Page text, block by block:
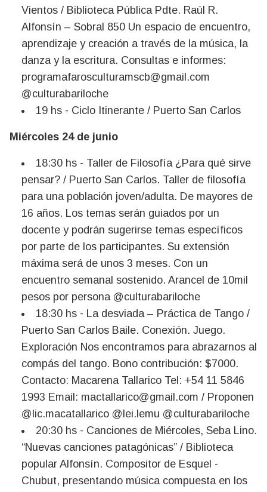
Vientos / Biblioteca Pública Pdte. Raúl R.
Alfonsín – Sobral 850 Un espacio de encuentro,
aprendizaje y creación a través de la música, la
danza y la escritura. Consultas e informes:
programafarosculturamscb@gmail.com
@culturabariloche
19 hs - Ciclo Itinerante / Puerto San Carlos
Miércoles 24 de junio
18:30 hs - Taller de Filosofía ¿Para qué sirve
pensar? / Puerto San Carlos. Taller de filosofía
para una población joven/adulta. De mayores de
16 años. Los temas serán guiados por un
docente y podrán sugerirse temas específicos
por parte de los participantes. Su extensión
máxima será de unos 3 meses. Con un
encuentro semanal sostenido. Arancel de 10mil
pesos por persona @culturabariloche
18:30 hs - La desviada – Práctica de Tango /
Puerto San Carlos Baile. Conexión. Juego.
Exploración Nos encontramos para abrazarnos al
compás del tango. Bono contribución: $7000.
Contacto: Macarena Tallarico Tel: +54 11 5846
1993 Email: mactallarico@gmail.com / Proponen
@lic.macatallarico @lei.lemu @culturabariloche
20:30 hs - Canciones de Miércoles, Seba Lino.
“Nuevas canciones patagónicas” / Biblioteca
popular Alfonsín. Compositor de Esquel -
Chubut, presentando música compuesta en los